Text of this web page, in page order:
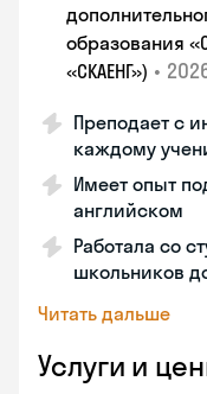
образования
«СКАЕНГ») •
Преподает с
каждому
Имеет опыт
английском
Работала со
школьников
Читать дальше
Услуги и